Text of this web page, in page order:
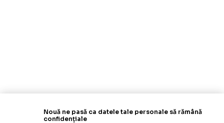
Nouă ne pasă ca datele tale personale să rămână
confidențiale